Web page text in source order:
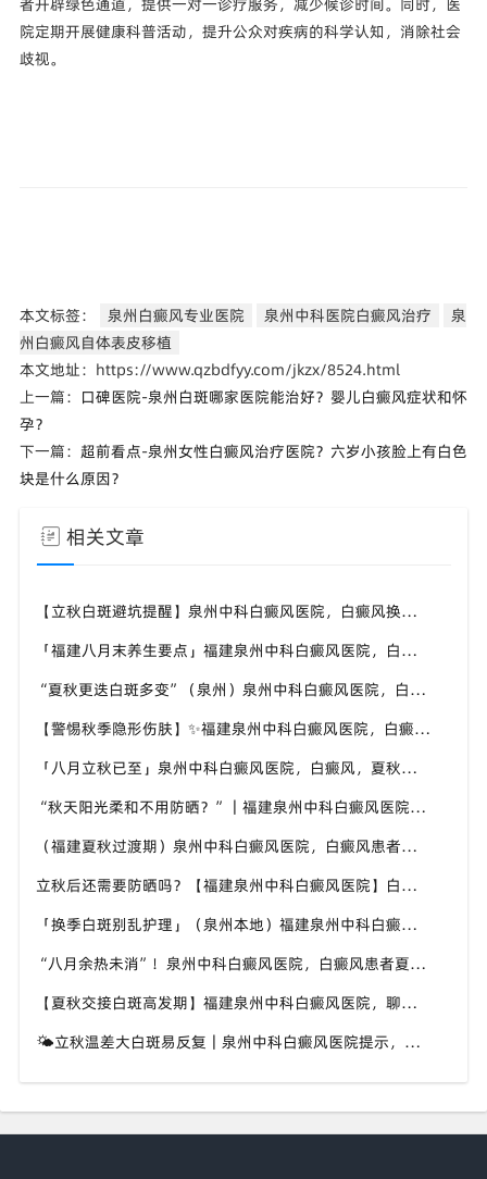
者开辟绿色通道，提供一对一诊疗服务，减少候诊时间。同时，医
院定期开展健康科普活动，提升公众对疾病的科学认知，消除社会
歧视。
本文标签： 泉州白癜风专业医院 泉州中科医院白癜风治疗
泉
州白癜风自体表皮移植
本文地址：https://www.qzbdfyy.com/jkzx/8524.html
上一篇： 口碑医院-泉州白斑哪家医院能治好？婴儿白癜风症状和怀
孕？
下一篇： 超前看点-泉州女性白癜风治疗医院？六岁小孩脸上有白色
块是什么原因？
相关文章
【立秋白斑避坑提醒】泉州中科白癜风医院，白癜风换季养护，避开误区少走弯路
「福建八月末养生要点」福建泉州中科白癜风医院，白癜风，合理运动助力身体状态
“夏秋更迭白斑多变”（泉州）泉州中科白癜风医院，白癜风，早留意皮肤异常变化
【警惕秋季隐形伤肤】✨福建泉州中科白癜风医院，白癜风，秋风也会给皮肤带来刺激
「八月立秋已至」泉州中科白癜风医院，白癜风，夏秋交替做好养护，助力白斑维稳
“秋天阳光柔和不用防晒？”｜福建泉州中科白癜风医院，白癜风这个想法是错误的
（福建夏秋过渡期）泉州中科白癜风医院，白癜风患者，不要随意更换外用护肤产品
立秋后还需要防晒吗？【福建泉州中科白癜风医院】白癜风人群夏秋防晒切勿直接摆烂
「换季白斑别乱护理」（泉州本地）福建泉州中科白癜风医院，教你平稳度过夏秋转换时节
“八月余热未消”！泉州中科白癜风医院，白癜风患者夏秋交替，这几件事要记牢
【夏秋交接白斑高发期】福建泉州中科白癜风医院，聊聊入秋后白癜风该如何科学照料
🌤立秋温差大白斑易反复｜泉州中科白癜风医院提示，换季时期白斑养护千万别松懈